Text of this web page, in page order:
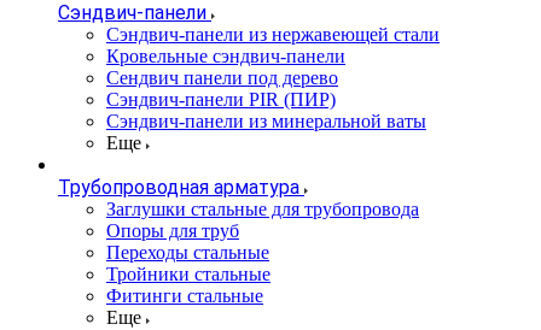
Сэндвич-панели
Cэндвич-панели из нержавеющей стали
Кровельные сэндвич-панели
Сендвич панели под дерево
Сэндвич-панели PIR (ПИР)
Сэндвич-панели из минеральной ваты
Еще
Трубопроводная арматура
Заглушки стальные для трубопровода
Опоры для труб
Переходы стальные
Тройники стальные
Фитинги стальные
Еще